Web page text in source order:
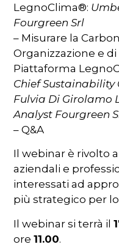
LegnoClima®:
Fourgreen Srl
– Misurare la
Organizzazione e
Piattaforma
Chief Sustainability
Fulvia Di Girolamo
Analyst Fourgreen
– Q&A
Il webinar è rivolto
aziendali e
interessati ad
più strategico per
Il webinar si terrà il
ore11.00.